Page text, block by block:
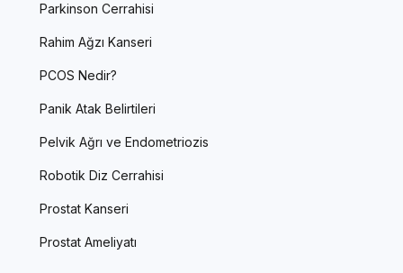
Parkinson Cerrahisi
Rahim Ağzı Kanseri
PCOS Nedir?
Panik Atak Belirtileri
Pelvik Ağrı ve Endometriozis
Robotik Diz Cerrahisi
Prostat Kanseri
Prostat Ameliyatı